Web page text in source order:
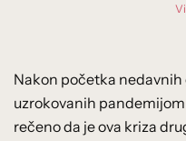
Nakon početka
uzrokovanih
rečeno da je ova kriza